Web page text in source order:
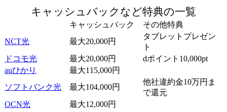
キャッシュバックなど特典の一覧
キャッシュバック
その他特典
NCT光
最大20,000円
タブレットプレゼン
ト
ドコモ光
最大20,000円
dポイント10,000pt
auひかり
最大115,000円
ソフトバンク光
最大104,000円
他社違約金10万円ま
で還元
OCN光
最大12,000円